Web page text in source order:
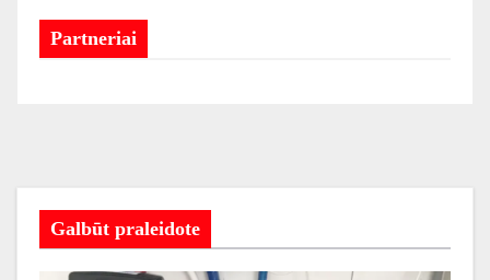
Partneriai
Galbūt praleidote